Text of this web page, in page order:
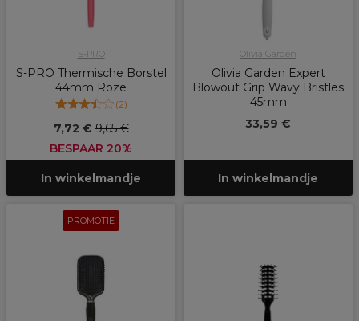
S-PRO
S-PRO Thermische Borstel
44mm Roze
(2)
7,72 €9,65 €
BESPAAR 20%
In winkelmandje
Olivia Garden
Olivia Garden Expert
Blowout Grip Wavy Bristles
45mm
33,59 €
In winkelmandje
PROMOTIE